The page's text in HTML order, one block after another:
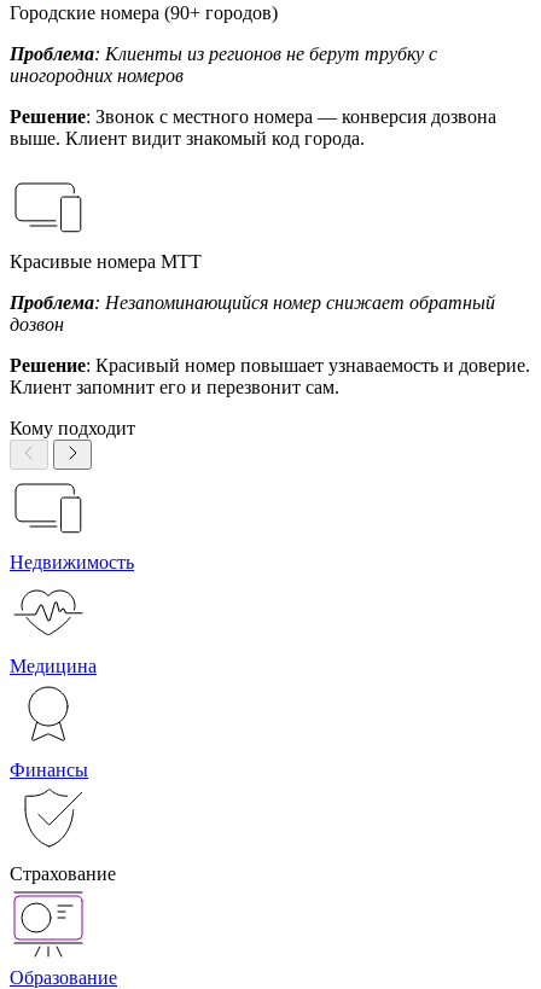
Городские номера (90+ городов)
Проблема: Клиенты из регионов не берут трубку с
иногородних номеров
Решение: Звонок с местного номера — конверсия дозвона
выше. Клиент видит знакомый код города.
Красивые номера МТТ
Проблема: Незапоминающийся номер снижает обратный
дозвон
Решение: Красивый номер повышает узнаваемость и доверие.
Клиент запомнит его и перезвонит сам.
Кому подходит
Недвижимость
Медицина
Финансы
Страхование
Образование